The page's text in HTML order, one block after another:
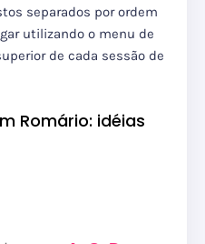
separados por ordem
utilizando o menu de
de cada sessão de
Romário: idéias